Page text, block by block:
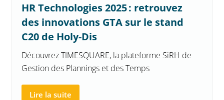
HR Technologies 2025 : retrouvez
des innovations GTA sur le stand
C20 de Holy-Dis
Découvrez TIMESQUARE, la plateforme SiRH de
Gestion des Plannings et des Temps
Lire la suite